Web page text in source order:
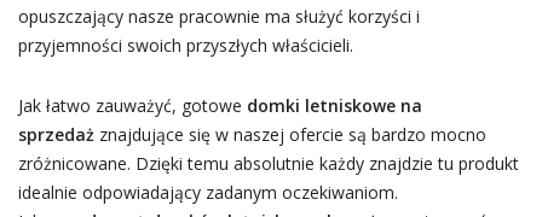
opuszczający nasze pracownie ma służyć korzyści i
przyjemności swoich przyszłych właścicieli.
Jak łatwo zauważyć, gotowe domki letniskowe na
sprzedażznajdujące się w naszej ofercie są bardzo mocno
zróżnicowane. Dzięki temu absolutnie każdy znajdzie tu produkt
idealnie odpowiadający zadanym oczekiwaniom.